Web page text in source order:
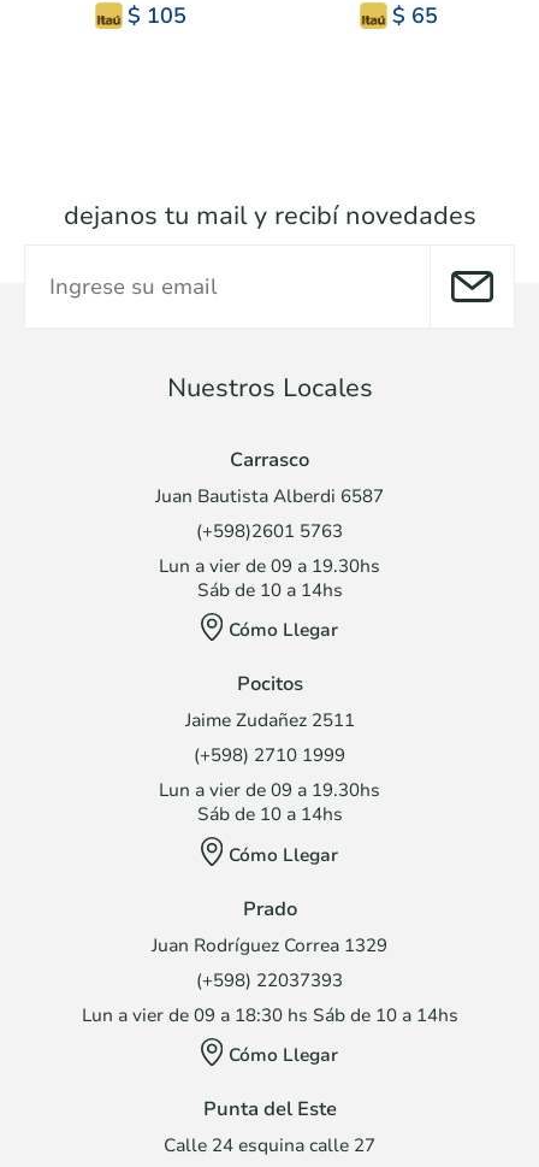
$ 105
$ 65
dejanos tu mail y recibí novedades
Nuestros Locales
Carrasco
Juan Bautista Alberdi 6587
(+598)2601 5763
Lun a vier de 09 a 19.30hs
Sáb de 10 a 14hs
Cómo Llegar
Pocitos
Jaime Zudañez 2511
(+598) 2710 1999
Lun a vier de 09 a 19.30hs
Sáb de 10 a 14hs
Cómo Llegar
Prado
Juan Rodríguez Correa 1329
(+598) 22037393
Lun a vier de 09 a 18:30 hs Sáb de 10 a 14hs
Cómo Llegar
Punta del Este
Calle 24 esquina calle 27